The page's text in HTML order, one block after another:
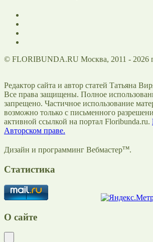
© FLORIBUNDA.RU Москва, 2011 - 2026
Редактор сайта и автор статей Татьяна
Все права защищены. Полное
запрещено. Частичное использование
возможно только с письменного
активной ссылкой на портал Floribunda.ru.
Авторском праве.
Дизайн и программинг Вебмастертм.
Статистика
О сайте